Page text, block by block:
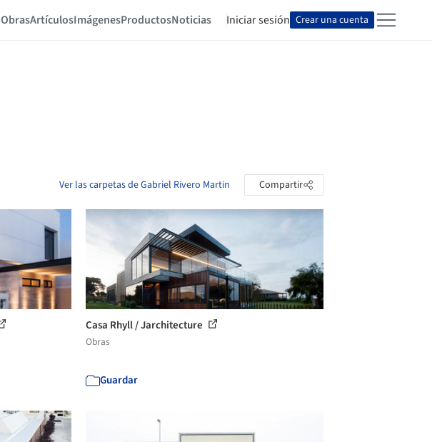
ObrasArtículosImágenesProductosNoticias Iniciar sesión Crear una cuenta
Ver las carpetas de Gabriel Rivero Martin Compartir
Casa Rhyll / Jarchitecture
Obras
Guardar